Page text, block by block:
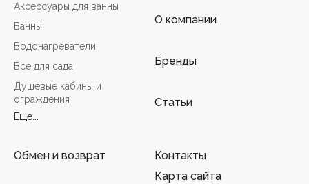
Аксессуары для ванны
Ванны
Водонагреватели
Все для сада
Душевые кабины и
ограждения
Еще...
О компании
Бренды
Статьи
Обмен и возврат
Контакты
Карта сайта